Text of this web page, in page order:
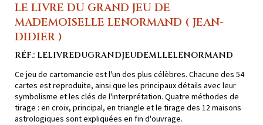
LE LIVRE DU GRAND JEU DE
MADEMOISELLE LENORMAND ( JEAN-
DIDIER )
RÉF.: LELIVREDUGRANDJEUDEMLLELENORMAND
Ce jeu de cartomancie est l'un des plus célèbres. Chacune des 54
cartes est reproduite, ainsi que les principaux détails avec leur
symbolisme et les clés de l'interprétation. Quatre méthodes de
tirage : en croix, principal, en triangle et le tirage des 12 maisons
astrologiques sont expliquées en fin d'ouvrage.